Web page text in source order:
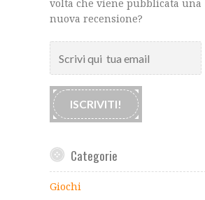
volta che viene pubblicata una
nuova recensione?
qui
tua
email
ISCRIVITI!
Categorie
Giochi